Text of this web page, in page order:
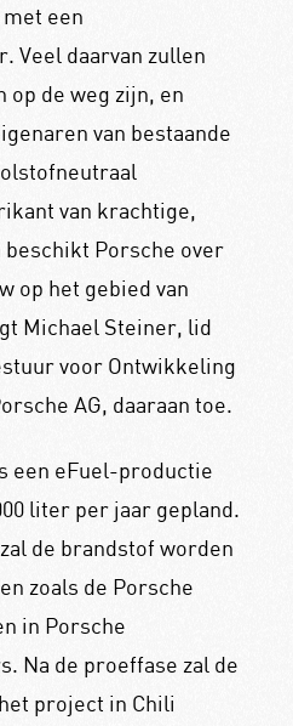
een
Veel daarvan zullen
de weg zijn, en
van bestaande
van krachtige,
Porsche over
op het gebied van
Michael Steiner, lid
voor Ontwikkeling
AG, daaraan toe.
een eFuel-productie
liter per jaar gepland.
de brandstof worden
zoals de Porsche
in Porsche
Na de proeffase zal de
project in Chili